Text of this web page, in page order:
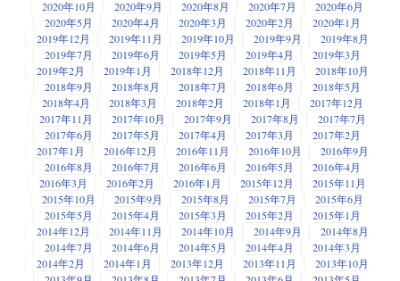
2020年10月
2020年9月 2020年8月 2020年7月
2020年6月
2020年5月
2020年4月 2020年3月 2020年2月
2020年1月
2019年12月
2019年11月 2019年10月 2019年9月
2019年8月
2019年7月
2019年6月 2019年5月 2019年4月
2019年3月
2019年2月
2019年1月 2018年12月 2018年11月
2018年10月
2018年9月
2018年8月 2018年7月 2018年6月
2018年5月
2018年4月
2018年3月 2018年2月 2018年1月
2017年12月
2017年11月
2017年10月 2017年9月 2017年8月
2017年7月
2017年6月
2017年5月 2017年4月 2017年3月
2017年2月
2017年1月
2016年12月 2016年11月 2016年10月
2016年9月
2016年8月
2016年7月 2016年6月 2016年5月
2016年4月
2016年3月
2016年2月 2016年1月 2015年12月
2015年11月
2015年10月
2015年9月 2015年8月 2015年7月
2015年6月
2015年5月
2015年4月 2015年3月 2015年2月
2015年1月
2014年12月
2014年11月 2014年10月 2014年9月
2014年8月
2014年7月
2014年6月 2014年5月 2014年4月
2014年3月
2014年2月
2014年1月 2013年12月 2013年11月
2013年10月